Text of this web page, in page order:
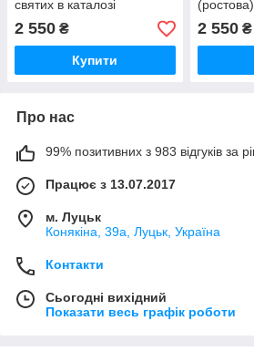
святих в каталозі
2 550 ₴
Купити
2 550₴
Про нас
99% позитивних з 983 відгуків за
Працює з 13.07.2017
м. Луцьк
Конякіна, 39а, Луцьк, Україна
Контакти
Сьогодні вихідний
Показати весь графік роботи